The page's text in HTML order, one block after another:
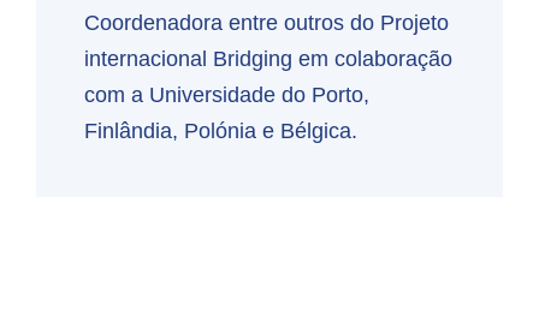
Coordenadora entre outros do Projeto
internacional Bridging em colaboração
com a Universidade do Porto,
Finlândia, Polónia e Bélgica.